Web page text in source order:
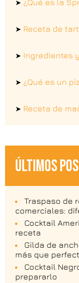
➤ ¿Qué es la
➤ Receta de
➤ Ingredientes
➤ ¿Qué es un
➤ Receta de
ÚLTIMOS
Traspaso de
comerciales:
Cocktail
receta
Gilda de
más que
Cocktail
prepararlo